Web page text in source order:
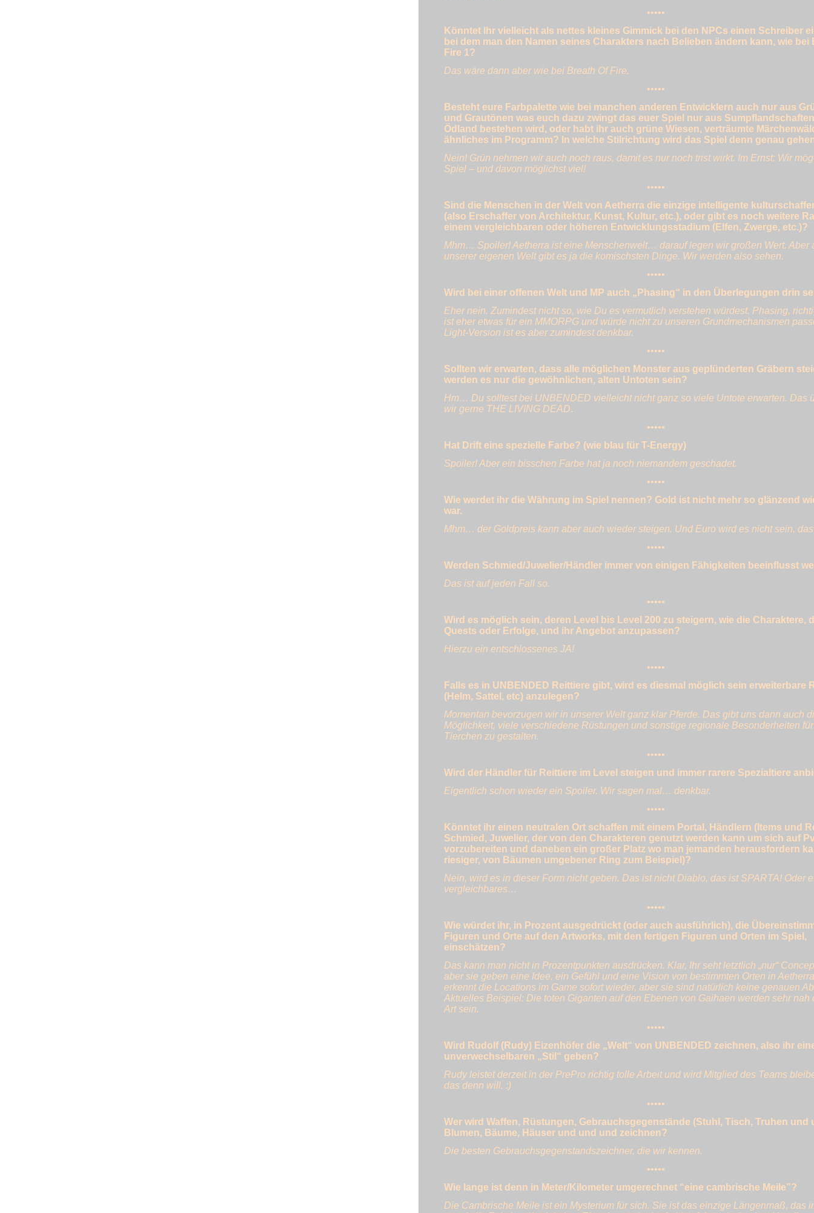
•••••
Könntet Ihr vielleicht als nettes kleines Gimmick bei den NPCs einen Schreiber
bei dem man den Namen seines Charakters nach Belieben ändern kann, wie bei
Fire 1?
Das wäre dann aber wie bei Breath Of Fire.
•••••
Besteht eure Farbpalette wie bei manchen anderen Entwicklern auch nur aus
und Grautönen was euch dazu zwingt das euer Spiel nur aus
Ödland bestehen wird, oder habt ihr auch grüne Wiesen, verträumte
ähnliches im Programm? In welche Stilrichtung wird das Spiel denn genau
Nein! Grün nehmen wir auch noch raus, damit es nur noch trist wirkt. Im Ernst: Wir
Spiel – und davon möglichst viel!
•••••
Sind die Menschen in der Welt von Aetherra die einzige intelligente
(also Erschaffer von Architektur, Kunst, Kultur, etc.), oder gibt es noch weitere
einem vergleichbaren oder höheren Entwicklungsstadium (Elfen, Zwerge, etc.)?
Mhm… Spoiler! Aetherra ist eine Menschenwelt… darauf legen wir großen Wert. Aber
unserer eigenen Welt gibt es ja die komischsten Dinge. Wir werden also sehen.
•••••
Wird bei einer offenen Welt und MP auch „Phasing“ in den Überlegungen drin
Eher nein. Zumindest nicht so, wie Du es vermutlich verstehen würdest. Phasing,
ist eher etwas für ein MMORPG und würde nicht zu unseren Grundmechanismen
Light-Version ist es aber zumindest denkbar.
•••••
Sollten wir erwarten, dass alle möglichen Monster aus geplünderten Gräbern
werden es nur die gewöhnlichen, alten Untoten sein?
Hm… Du solltest bei UNBENDED vielleicht nicht ganz so viele Untote erwarten. Das
wir gerne THE LIVING DEAD.
•••••
Hat Drift eine spezielle Farbe? (wie blau für T-Energy)
Spoiler! Aber ein bisschen Farbe hat ja noch niemandem geschadet.
•••••
Wie werdet ihr die Währung im Spiel nennen? Gold ist nicht mehr so glänzend
war.
Mhm… der Goldpreis kann aber auch wieder steigen. Und Euro wird es nicht sein,
•••••
Werden Schmied/Juwelier/Händler immer von einigen Fähigkeiten beeinflusst
Das ist auf jeden Fall so.
•••••
Wird es möglich sein, deren Level bis Level 200 zu steigern, wie die Charaktere,
Quests oder Erfolge, und ihr Angebot anzupassen?
Hierzu ein entschlossenes JA!
•••••
Falls es in UNBENDED Reittiere gibt, wird es diesmal möglich sein erweiterbare
(Helm, Sattel, etc) anzulegen?
Momentan bevorzugen wir in unserer Welt ganz klar Pferde. Das gibt uns dann auch
Möglichkeit, viele verschiedene Rüstungen und sonstige regionale Besonderheiten
Tierchen zu gestalten.
•••••
Wird der Händler für Reittiere im Level steigen und immer rarere Spezialtiere
Eigentlich schon wieder ein Spoiler. Wir sagen mal… denkbar.
•••••
Könntet ihr einen neutralen Ort schaffen mit einem Portal, Händlern (Items und
Schmied, Juwelier, der von den Charakteren genutzt werden kann um sich auf
vorzubereiten und daneben ein großer Platz wo man jemanden herausfordern
riesiger, von Bäumen umgebener Ring zum Beispiel)?
Nein, wird es in dieser Form nicht geben. Das ist nicht Diablo, das ist SPARTA! Oder
vergleichbares…
•••••
Wie würdet ihr, in Prozent ausgedrückt (oder auch ausführlich), die
Figuren und Orte auf den Artworks, mit den fertigen Figuren und Orten im Spiel,
einschätzen?
Das kann man nicht in Prozentpunkten ausdrücken. Klar, Ihr seht letztlich „nur“
aber sie geben eine Idee, ein Gefühl und eine Vision von bestimmten Orten in
erkennt die Locations im Game sofort wieder, aber sie sind natürlich keine genauen
Aktuelles Beispiel: Die toten Giganten auf den Ebenen von Gaihaen werden sehr nah
Art sein.
•••••
Wird Rudolf (Rudy) Eizenhöfer die „Welt“ von UNBENDED zeichnen, also ihr
unverwechselbaren „Stil“ geben?
Rudy leistet derzeit in der PrePro richtig tolle Arbeit und wird Mitglied des Teams
das denn will. :)
•••••
Wer wird Waffen, Rüstungen, Gebrauchsgegenstände (Stuhl, Tisch, Truhen und
Blumen, Bäume, Häuser und und und zeichnen?
Die besten Gebrauchsgegenstandszeichner, die wir kennen.
•••••
Wie lange ist denn in Meter/Kilometer umgerechnet “eine cambrische Meile”?
Die Cambrische Meile ist ein Mysterium für sich. Sie ist das einzige Längenmaß, das